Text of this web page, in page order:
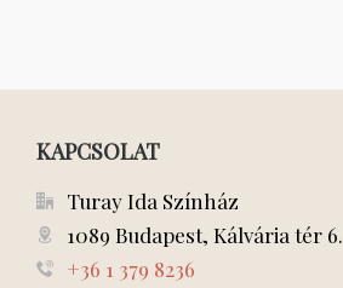
KAPCSOLAT
Turay Ida Színház
1089 Budapest, Kálvária tér 6.
+36 1 379 8236